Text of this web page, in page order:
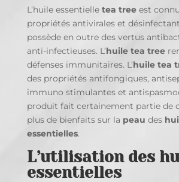
L’huile essentielle tea treeest
propriétés antivirales et
possède en outre des vertus
anti-infectieuses. L’huile tea tree
défenses immunitaires. L’huile tea
des propriétés antifongiques,
immuno stimulantes et
produit fait certainement partie de
plus de bienfaits sur la peau des
essentielles.
L’utilisation des
essentielles